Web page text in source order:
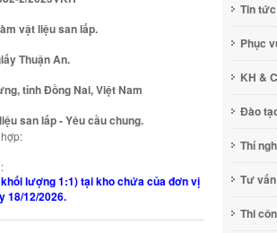
vật liệu san lấp.
Thuận An.
tỉnh Đồng Nai, Việt Nam
san lấp - Yêu cầu chung.
lượng 1:1) tại kho chứa của đơn vị
18/12/2026.
Tin tức
Phục
KH &
Đào
Thí
Tư vấn
Thi